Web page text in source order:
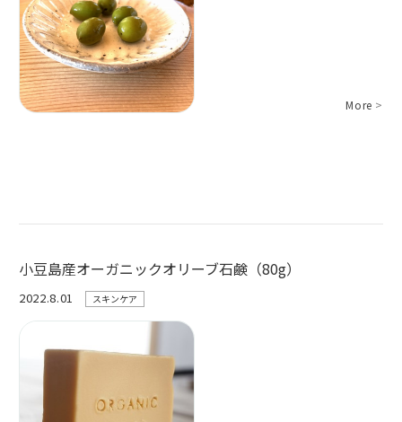
More >
小豆島産オーガニックオリーブ石鹸（80g）
2022.8.01 スキンケア